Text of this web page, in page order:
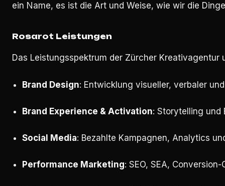
ein Name, es ist die Art und Weise, wie wir die
Rosarot Leistungen
Das Leistungsspektrum der Zürcher Kreativagentur
Brand Design: Entwicklung visueller, verbaler
Brand Experience & Activation: Storytelling und
Social Media: Bezahlte Kampagnen, Analytics
Performance Marketing: SEO, SEA,